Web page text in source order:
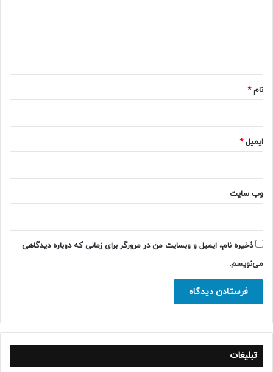
نام*
ایمیل*
وب‌ سایت
ذخیره نام، ایمیل و وبسایت من در مرورگر برای زمانی که دوباره دیدگاهی
می‌نویسم.
تبلیغات